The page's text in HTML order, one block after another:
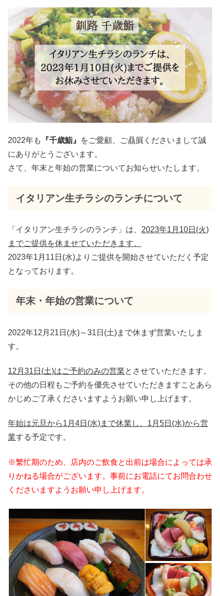
2022年も 『千歳鮨』
をご愛顧、ご贔屓くださいまして誠
にありがとうございます。
さて、年末と年始の営業についてお知らせいたします。
イタリアン生チラシのランチについて
「イタリアン生チラシのランチ」は、 2023年1月10日(火)
までご提供を休ませていただきます。
2023年1月11日(水)よりご提供を開始させていただく予定
となっております。
年末・年始の営業について
2022年12月21日(水)～31日(土)まで休まず営業いたしま
す。
12月31日(土)はご予約のみの営業とさせていただきます。
その他の日程もご予約を優先させていただきますことあら
かじめご了承くださいますようお願い申し上げます。
年始は元旦から1月4日(水)まで休業し、1月5日(水)から営
業する予定です。
※繁忙期のため、店内のご飲食と出前は場合によっては承
りかねる場合がございます。事前にお電話にてお問合わせ
くださいますようお願い申し上げます。